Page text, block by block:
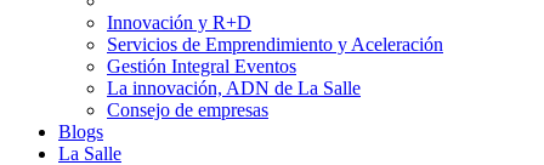
Innovación y R+D
Servicios de Emprendimiento y Aceleración
Gestión Integral Eventos
La innovación, ADN de La Salle
Consejo de empresas
Blogs
La Salle